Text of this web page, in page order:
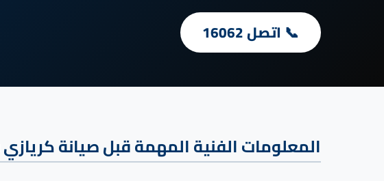
📞 اتصل 16062
المعلومات الفنية المهمة قبل صيانة